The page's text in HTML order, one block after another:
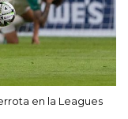
en la Leagues